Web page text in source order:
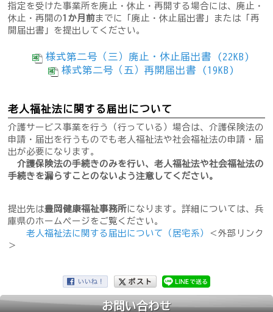
指定を受けた事業所を廃止・休止・再開する場合には、廃止・
休止・再開の 1か月前までに「廃止・休止届出書」または「再
開届出書」を提出してください。
様式第二号（三）廃止・休止届出書 (22KB)
様式第二号（五）再開届出書 (19KB)
老人福祉法に関する届出について
介護サービス事業を行う（行っている）場合は、介護保険法の
申請・届出を行うものでも老人福祉法や社会福祉法の申請・届
出が必要になります。
介護保険法の手続きのみを行い、老人福祉法や社会福祉法の
手続きを漏らすことのないよう注意してください。
提出先は豊岡健康福祉事務所になります。詳細については、兵
庫県のホームページをご覧ください。
老人福祉法に関する届出について（居宅系）
＜外部リンク
＞
お問い合わせ